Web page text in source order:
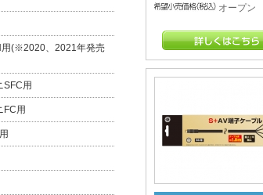
用(※2020、2021年発売
SFC用
FC用
オープン